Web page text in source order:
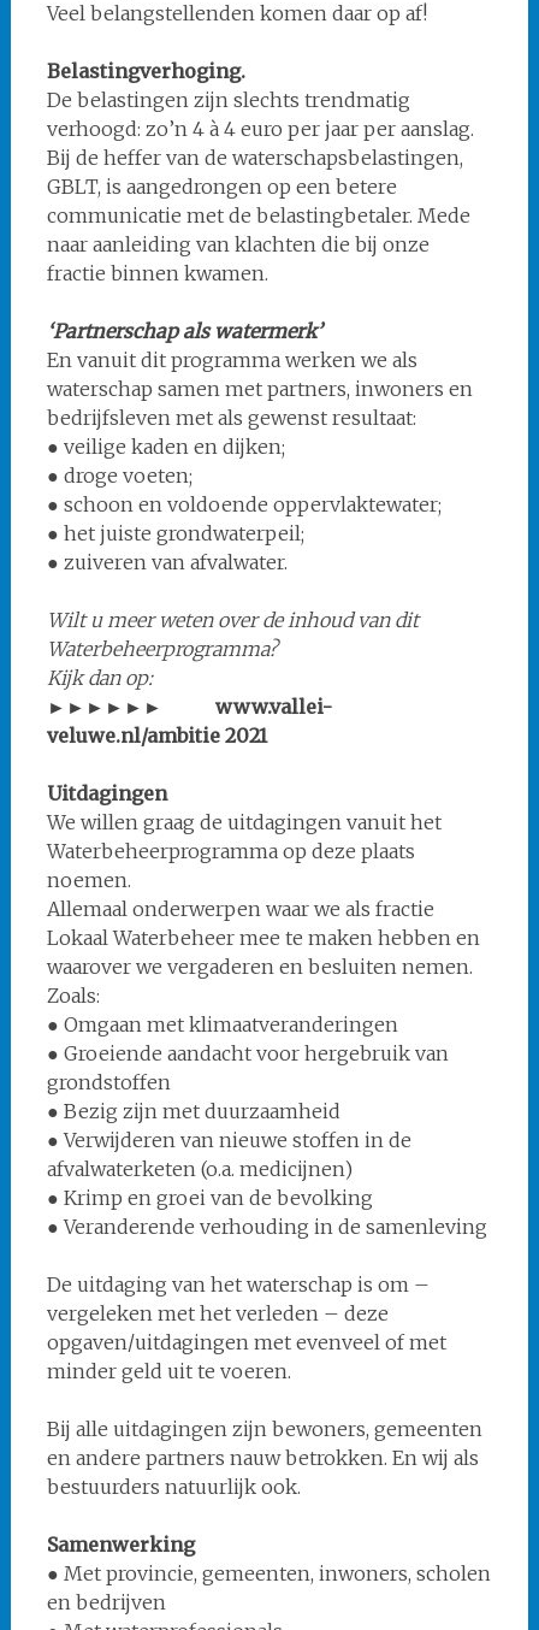
Veel belangstellenden komen daar op af!
Belastingverhoging.
De belastingen zijn slechts trendmatig
verhoogd: zo’n 4 à 4 euro per jaar per aanslag.
Bij de heffer van de waterschapsbelastingen,
GBLT, is aangedrongen op een betere
communicatie met de belastingbetaler. Mede
naar aanleiding van klachten die bij onze
fractie binnen kwamen.
‘Partnerschap als watermerk’
En vanuit dit programma werken we als
waterschap samen met partners, inwoners en
bedrijfsleven met als gewenst resultaat:
● veilige kaden en dijken;
● droge voeten;
● schoon en voldoende oppervlaktewater;
● het juiste grondwaterpeil;
● zuiveren van afvalwater.
Wilt u meer weten over de inhoud van dit
Waterbeheerprogramma?
Kijk dan op:
►►►►►► www.vallei-
veluwe.nl/ambitie 2021
Uitdagingen
We willen graag de uitdagingen vanuit het
Waterbeheerprogramma op deze plaats
noemen.
Allemaal onderwerpen waar we als fractie
Lokaal Waterbeheer mee te maken hebben en
waarover we vergaderen en besluiten nemen.
Zoals:
● Omgaan met klimaatveranderingen
● Groeiende aandacht voor hergebruik van
grondstoffen
● Bezig zijn met duurzaamheid
● Verwijderen van nieuwe stoffen in de
afvalwaterketen (o.a. medicijnen)
● Krimp en groei van de bevolking
● Veranderende verhouding in de samenleving
De uitdaging van het waterschap is om –
vergeleken met het verleden – deze
opgaven/uitdagingen met evenveel of met
minder geld uit te voeren.
Bij alle uitdagingen zijn bewoners, gemeenten
en andere partners nauw betrokken. En wij als
bestuurders natuurlijk ook.
Samenwerking
● Met provincie, gemeenten, inwoners, scholen
en bedrijven